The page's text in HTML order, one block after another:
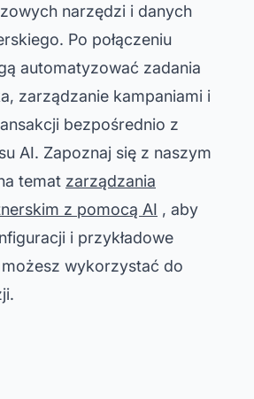
narzędzi i danych
Po połączeniu
automatyzować zadania
zarządzanie kampaniami i
bezpośrednio z
AI. Zapoznaj się z naszym
temat zarządzania
z pomocą AI , aby
i przykładowe
wykorzystać do